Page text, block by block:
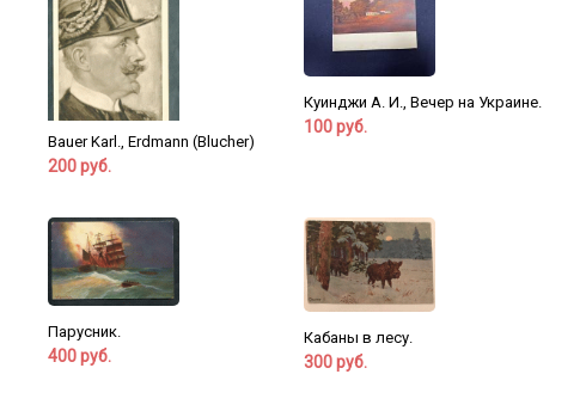
Bauer Karl., Erdmann (Blucher)
200 руб.
Куинджи А. И., Вечер на Украине.
100 руб.
Парусник.
400 руб.
Кабаны в лесу.
300 руб.